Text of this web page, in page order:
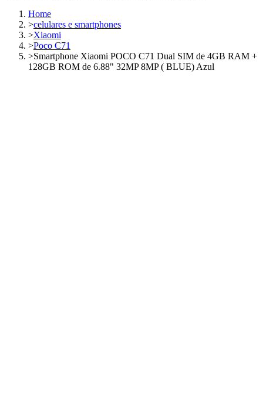
Home
>celulares e smartphones
>Xiaomi
>Poco C71
>Smartphone Xiaomi POCO C71 Dual SIM de 4GB RAM +
128GB ROM de 6.88" 32MP 8MP ( BLUE) Azul